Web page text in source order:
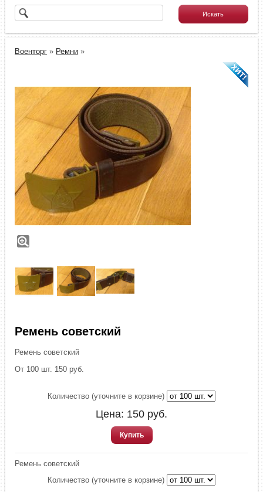
Военторг » Ремни »
Ремень советский
Ремень советский
От 100 шт. 150 руб.
Количество (уточните в корзине)
Цена: 150 руб.
Купить
Ремень советский
Количество (уточните в корзине)